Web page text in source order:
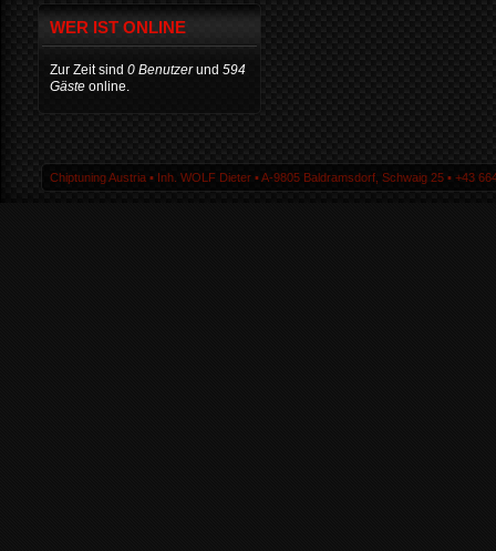
WER IST ONLINE
Zur Zeit sind 0 Benutzerund 594
Gäste online.
Chiptuning Austria ▪ Inh. WOLF Dieter ▪ A-9805 Baldramsdorf, Schwaig 25 ▪ +43